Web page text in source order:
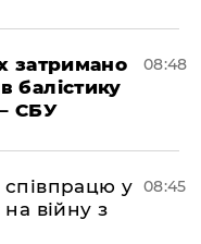
затримано
балістику
СБУ
08:48
у
війну з
08:45